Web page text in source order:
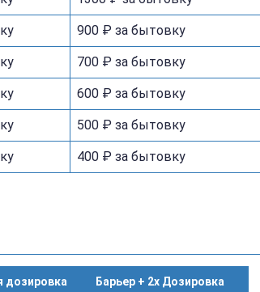
900 ₽ за бытовку
700 ₽ за бытовку
600 ₽ за бытовку
500 ₽ за бытовку
400 ₽ за бытовку
дозировка Барьер + 2x Дозировка